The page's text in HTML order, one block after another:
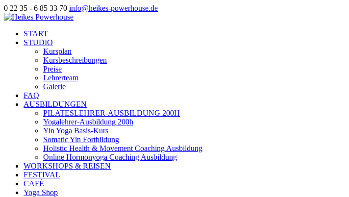
0 22 35 - 6 85 33 70 info@heikes-powerhouse.de
START
STUDIO
Kursplan
Kursbeschreibungen
Preise
Lehrerteam
Galerie
FAQ
AUSBILDUNGEN
PILATESLEHRER-AUSBILDUNG 200H
Yogalehrer-Ausbildung 200h
Yin Yoga Basis-Kurs
Somatic Yin Fortbildung
Holistic Health & Movement Coaching Ausbildung
Online Hormonyoga Coaching Ausbildung
WORKSHOPS & REISEN
FESTIVAL
CAFÉ
Yoga Shop